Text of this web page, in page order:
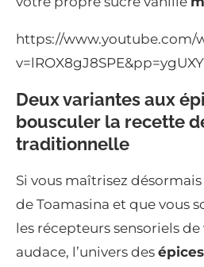
https://www.youtube.com/
Deux variantes aux
bousculer la recette
traditionnelle
Si vous maîtrisez
de Toamasina et que vous
les récepteurs sensoriels de
audace, l’univers des épices